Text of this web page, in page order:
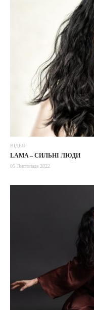
ВІДЕО
LAMA – СИЛЬНІ ЛЮДИ
05 Листопада 2022